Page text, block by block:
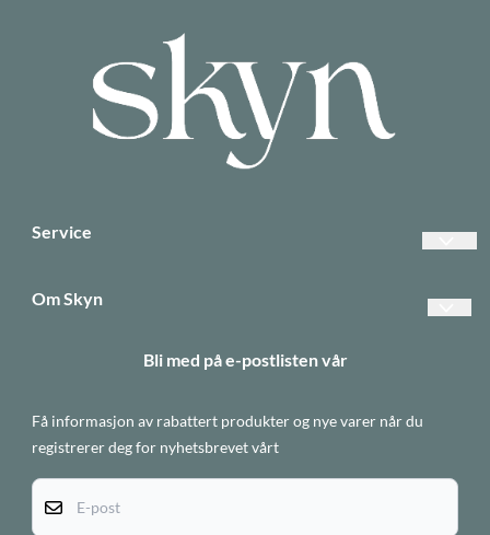
Service
Informasjonskapsler
Om Skyn
Personvern
Salgsbetingelser
Bli med på e-postlisten vår
Få informasjon av rabattert produkter og nye varer når du
registrerer deg for nyhetsbrevet vårt